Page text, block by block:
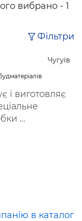
вибрано - 1
Фільтри
Чугуїв
і виготовляє
...
в каталог